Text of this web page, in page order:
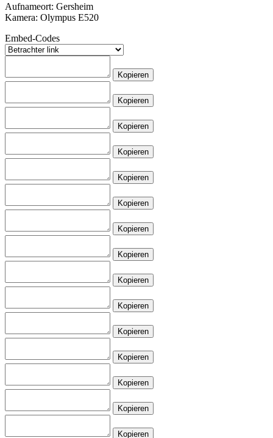
Aufnameort: Gersheim
Kamera: Olympus E520
Embed-Codes
Kopieren
Kopieren
Kopieren
Kopieren
Kopieren
Kopieren
Kopieren
Kopieren
Kopieren
Kopieren
Kopieren
Kopieren
Kopieren
Kopieren
Kopieren